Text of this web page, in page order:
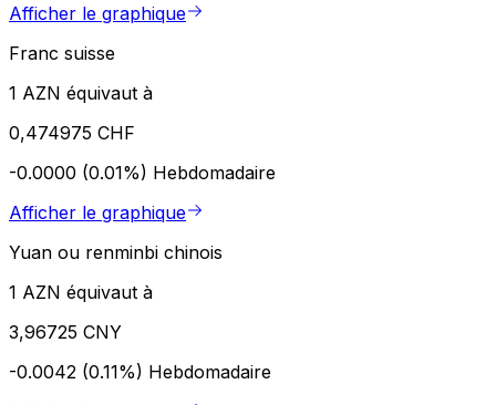
Afficher le graphique
Franc suisse
1 AZN équivaut à
0,474975 CHF
-0.0000 (0.01%) Hebdomadaire
Afficher le graphique
Yuan ou renminbi chinois
1 AZN équivaut à
3,96725 CNY
-0.0042 (0.11%) Hebdomadaire